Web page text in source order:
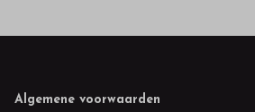
Footer
Algemene voorwaarden